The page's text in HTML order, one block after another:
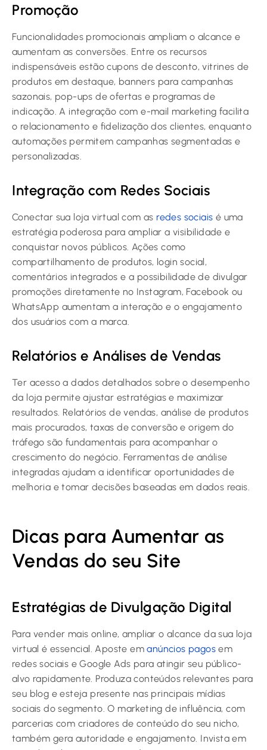
Promoção
Funcionalidades promocionais ampliam o alcance e
aumentam as conversões. Entre os recursos
indispensáveis estão cupons de desconto, vitrines de
produtos em destaque, banners para campanhas
sazonais, pop-ups de ofertas e programas de
indicação. A integração com e-mail marketing facilita
o relacionamento e fidelização dos clientes, enquanto
automações permitem campanhas segmentadas e
personalizadas.
Integração com Redes Sociais
Conectar sua loja virtual com as redes sociais é uma
estratégia poderosa para ampliar a visibilidade e
conquistar novos públicos. Ações como
compartilhamento de produtos, login social,
comentários integrados e a possibilidade de divulgar
promoções diretamente no Instagram, Facebook ou
WhatsApp aumentam a interação e o engajamento
dos usuários com a marca.
Relatórios e Análises de Vendas
Ter acesso a dados detalhados sobre o desempenho
da loja permite ajustar estratégias e maximizar
resultados. Relatórios de vendas, análise de produtos
mais procurados, taxas de conversão e origem do
tráfego são fundamentais para acompanhar o
crescimento do negócio. Ferramentas de análise
integradas ajudam a identificar oportunidades de
melhoria e tomar decisões baseadas em dados reais.
Dicas para Aumentar as
Vendas do seu Site
Estratégias de Divulgação Digital
Para vender mais online, ampliar o alcance da sua loja
virtual é essencial. Aposte emanúncios pagos em
redes sociais e Google Ads para atingir seu público-
alvo rapidamente. Produza conteúdos relevantes para
seu blog e esteja presente nas principais mídias
sociais do segmento. O marketing de influência, com
parcerias com criadores de conteúdo do seu nicho,
também gera autoridade e engajamento. Invista em